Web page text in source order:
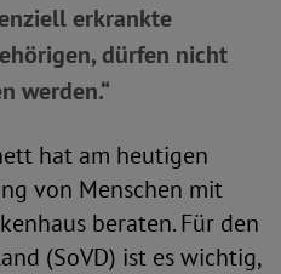
erkrankte
dürfen nicht
werden.“
hat am heutigen
von Menschen mit
beraten. Für den
(SoVD) ist es wichtig,